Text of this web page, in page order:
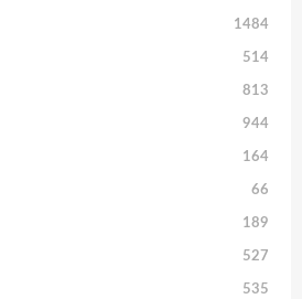
1484
514
813
944
164
66
189
527
535